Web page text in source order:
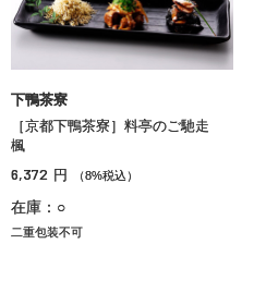
下鴨茶寮
［京都下鴨茶寮］料亭のご馳走
楓
6,372 円 （8%税込）
在庫：○
二重包装不可